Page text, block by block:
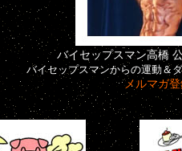
バイセップスマン高橋
バイセップスマンからの運動＆
メルマガ